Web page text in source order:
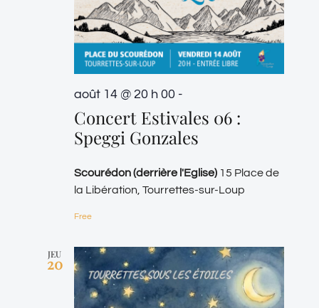
août 14 @ 20 h 00 -
Concert Estivales 06 :
Speggi Gonzales
Scourédon (derrière l'Eglise) 15 Place de
la Libération, Tourrettes-sur-Loup
Free
JEU
20